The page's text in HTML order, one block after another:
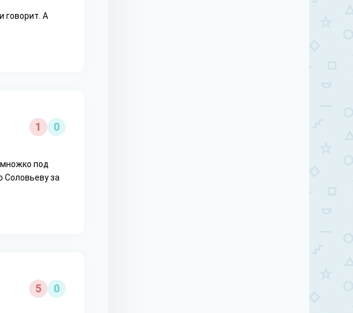
говорит. А
1 0
под
Соловьеву за
5 0